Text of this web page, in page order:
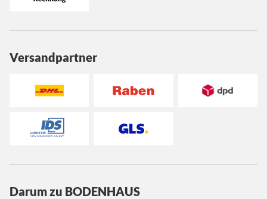
Versandpartner
Darum zu BODENHAUS